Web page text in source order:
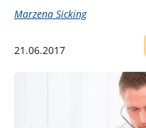
Marzena Sicking
21.06.2017